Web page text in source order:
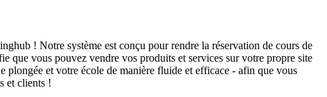
! Notre système est conçu pour rendre la réservation de cours de
que vous pouvez vendre vos produits et services sur votre propre site
et votre école de manière fluide et efficace - afin que vous
et clients !